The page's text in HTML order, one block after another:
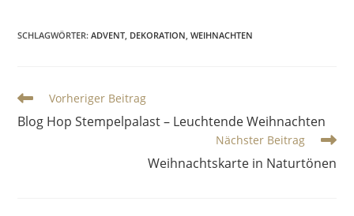
SCHLAGWÖRTER:ADVENT DEKORATION WEIHNACHTEN
Vorheriger Beitrag
Blog Hop Stempelpalast – Leuchtende Weihnachten
Nächster Beitrag
Weihnachtskarte in Naturtönen